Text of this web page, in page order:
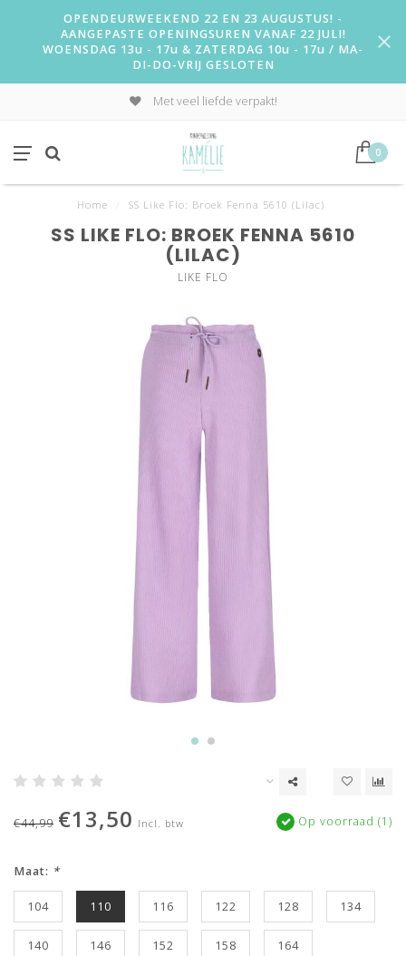
OPENDEURWEEKEND 22 EN 23 AUGUSTUS! -
AANGEPASTE OPENINGSUREN VANAF 22 JULI!
WOENSDAG 13u - 17u & ZATERDAG 10u - 17u / MA-
DI-DO-VRIJ GESLOTEN
Met veel liefde verpakt!
0
Home SS Like Flo: Broek Fenna 5610 (Lilac)
SS LIKE FLO: BROEK FENNA 5610
(LILAC)
LIKE FLO
€44,99 €13,50 Incl. btw Op voorraad (1)
Maat: *
104 110 116 122 128 134
140 146 152 158 164